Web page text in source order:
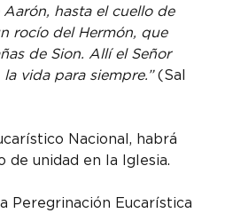
hasta el cuello de
rocío del Hermón, que
de Sion. Allí el Señor
vida para siempre.” (Sal
Nacional, habrá
de unidad en la Iglesia.
Peregrinación Eucarística